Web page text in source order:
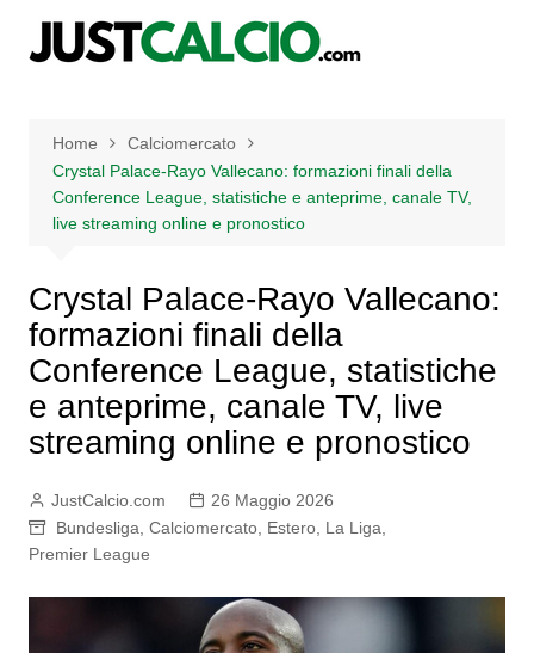
Home
Calciomercato
Crystal Palace-Rayo Vallecano: formazioni finali della
Conference League, statistiche e anteprime, canale TV,
live streaming online e pronostico
Crystal Palace-Rayo Vallecano:
formazioni finali della
Conference League, statistiche
e anteprime, canale TV, live
streaming online e pronostico
JustCalcio.com
26 Maggio 2026
Bundesliga Calciomercato, Estero, La Liga
Premier League